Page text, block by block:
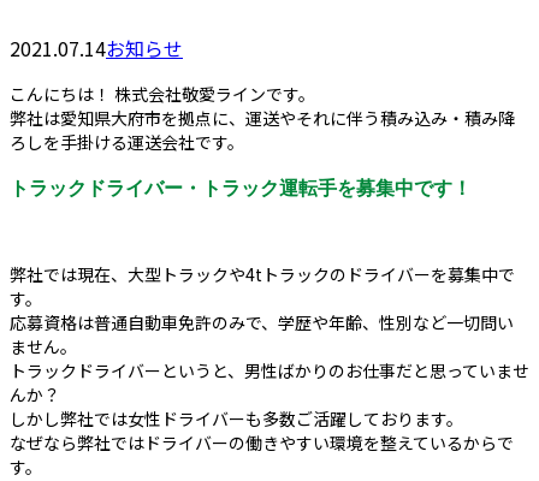
2021.07.14お知らせ
こんにちは！ 株式会社敬愛ラインです。
弊社は愛知県大府市を拠点に、運送やそれに伴う積み込み・積み降
ろしを手掛ける運送会社です。
トラックドライバー・トラック運転手を募集中です！
弊社では現在、大型トラックや4tトラックのドライバーを募集中で
す。
応募資格は普通自動車免許のみで、学歴や年齢、性別など一切問い
ません。
トラックドライバーというと、男性ばかりのお仕事だと思っていませ
んか？
しかし弊社では女性ドライバーも多数ご活躍しております。
なぜなら弊社ではドライバーの働きやすい環境を整えているからで
す。